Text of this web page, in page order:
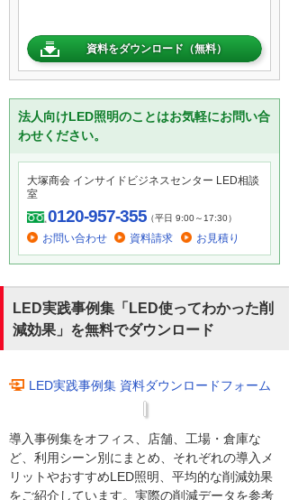
資料をダウンロード（無料）
法人向けLED照明のことはお気軽にお問い合
わせください。
大塚商会 インサイドビジネスセンター LED相談
室
0120-957-355（平日 9:00～17:30）
お問い合わせ 資料請求 お見積り
LED実践事例集「LED使ってわかった削
減効果」を無料でダウンロード
LED実践事例集 資料ダウンロードフォーム
導入事例集をオフィス、店舗、工場・倉庫な
ど、利用シーン別にまとめ、それぞれの導入メ
リットやおすすめLED照明、平均的な削減効果
をご紹介しています。実際の削減データを参考